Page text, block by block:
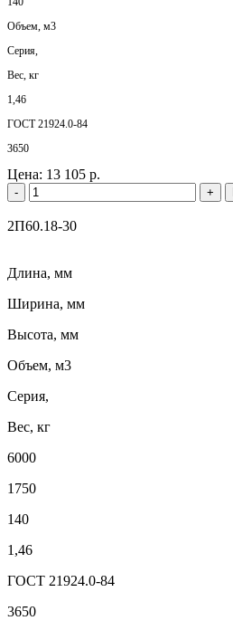
Объем, м3
Серия,
Вес, кг
1,46
ГОСТ 21924.0-84
3650
Цена: 13 105 р.
- +
2П60.18-30
Длина, мм
Ширина, мм
Высота, мм
Объем, м3
Серия,
Вес, кг
6000
1750
140
1,46
ГОСТ 21924.0-84
3650